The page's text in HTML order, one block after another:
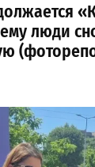
люди